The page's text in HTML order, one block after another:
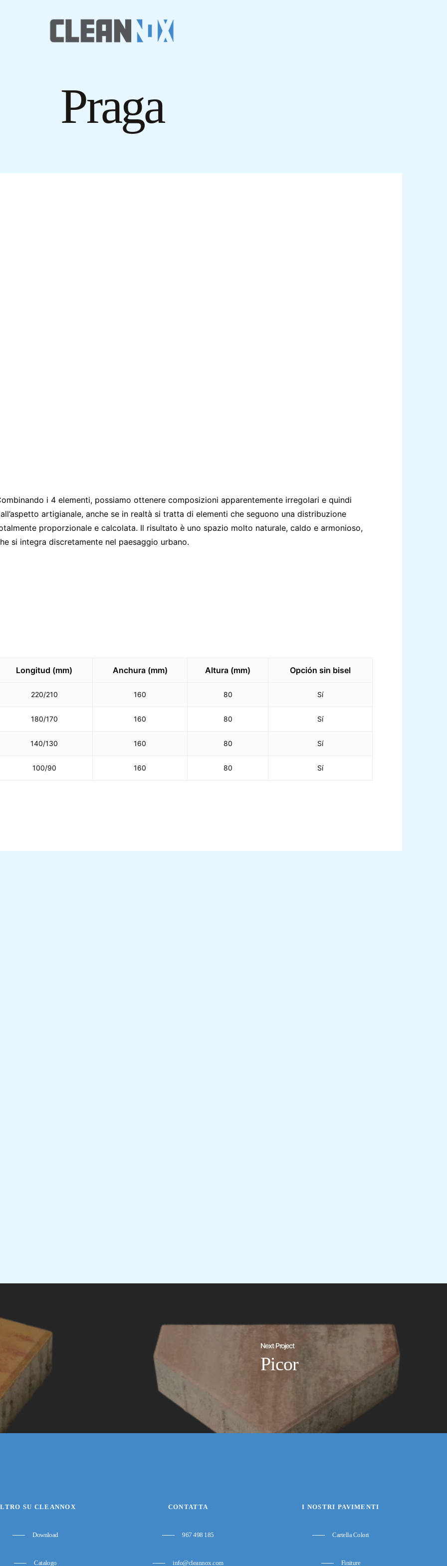
Praga
i 4 elementi, possiamo ottenere composizioni apparentemente irregolari e quindi
artigianale, anche se in realtà si tratta di elementi che seguono una distribuzione
proporzionale e calcolata. Il risultato è uno spazio molto naturale, caldo e armonioso,
si integra discretamente nel paesaggio urbano.
Longitud (mm) Anchura (mm) Altura (mm) Opción sin bisel
220/210 160 80 Sí
180/170 160 80 Sí
140/130 160 80 Sí
100/90 160 80 Sí
Next Project
Picor
SU CLEANNOX
Download
Catalogo
CONTATTA
967 498 185
info@cleannox.com
I NOSTRI PAVIMENTI
Cartella Colori
Finiture